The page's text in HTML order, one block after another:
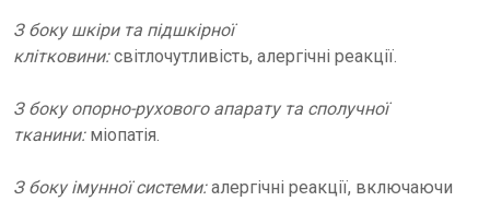
З боку шкіри та підшкірної
клітковини:світлочутливість, алергічні реакції.
З боку опорно-рухового апарату та сполучної
тканини:міопатія.
З боку імунної системи:алергічні реакції, включаючи